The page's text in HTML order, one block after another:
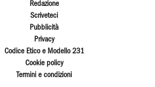
Redazione
Scriveteci
Pubblicità
Privacy
Codice Etico e Modello 231
Cookie policy
Termini e condizioni